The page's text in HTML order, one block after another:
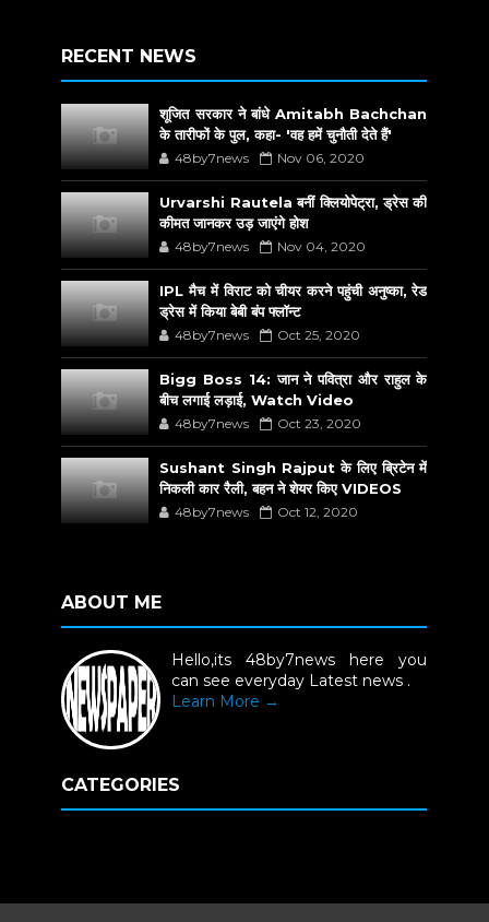
RECENT NEWS
शूजित सरकार ने बांधे Amitabh Bachchan
के तारीफों के पुल, कहा- 'वह हमें चुनौती देते हैं'
48by7news Nov 06, 2020
Urvarshi Rautela बनीं क्लियोपेट्रा, ड्रेस की
कीमत जानकर उड़ जाएंगे होश
48by7news Nov 04, 2020
IPL मैच में विराट को चीयर करने पहुंची अनुष्का, रेड
ड्रेस में किया बेबी बंप फ्लॉन्ट
48by7news Oct 25, 2020
Bigg Boss 14: जान ने पवित्रा और राहुल के
बीच लगाई लड़ाई, Watch Video
48by7news Oct 23, 2020
Sushant Singh Rajput के लिए ब्रिटेन में
निकली कार रैली, बहन ने शेयर किए VIDEOS
48by7news Oct 12, 2020
ABOUT ME
Hello,its 48by7news here you
can see everyday Latest news .
Learn More →
CATEGORIES